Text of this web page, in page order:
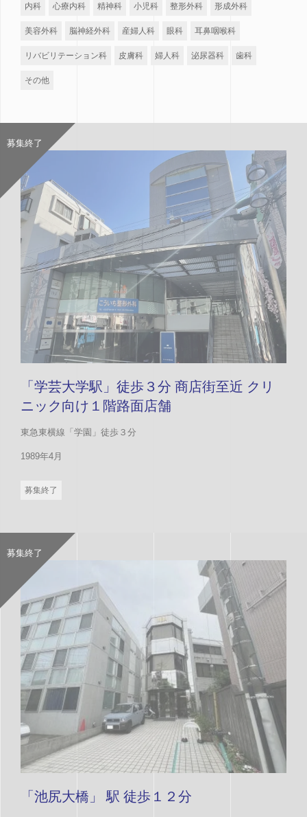
内科 心療内科 精神科 小児科 整形外科 形成外科
美容外科 脳神経外科 産婦人科 眼科 耳鼻咽喉科
リバビリテーション科 皮膚科 婦人科 泌尿器科 歯科
その他
「学芸大学駅」徒歩３分 商店街至近 クリ
ニック向け１階路面店舗
東急東横線「学園」徒歩３分
1989年4月
募集終了
募集終了
「池尻大橋」 駅 徒歩１２分
募集終了